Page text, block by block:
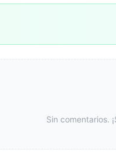
Sin comentarios.